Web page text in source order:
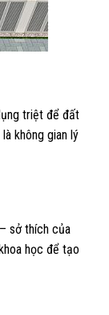
triệt để đất
không gian lý
sở thích của
học để tạo